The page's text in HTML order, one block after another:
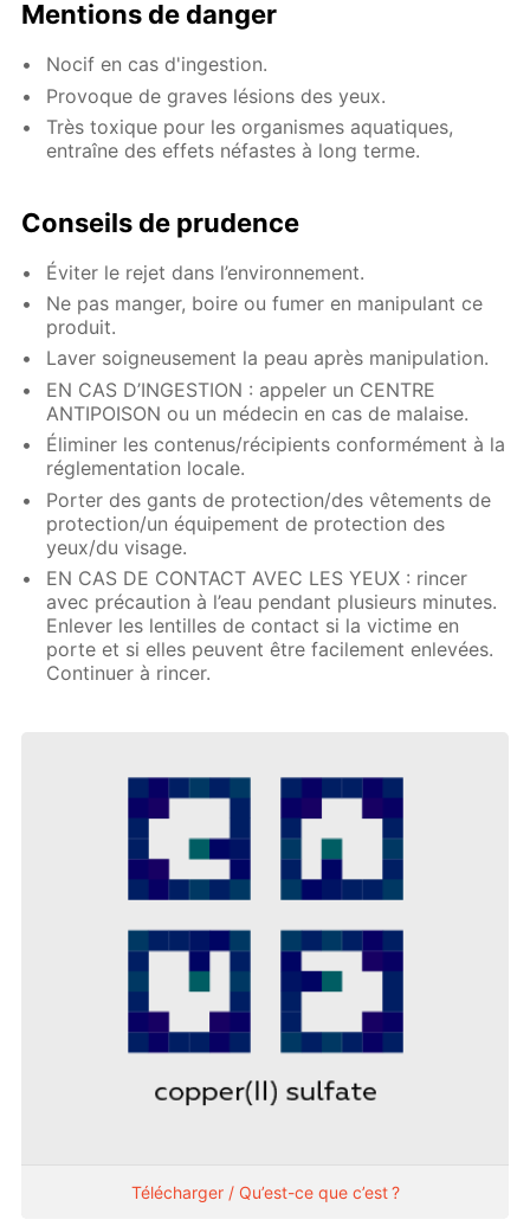
Mentions de danger
Nocif en cas d'ingestion.
Provoque de graves lésions des yeux.
Très toxique pour les organismes aquatiques,
entraîne des effets néfastes à long terme.
Conseils de prudence
Éviter le rejet dans l’environnement.
Ne pas manger, boire ou fumer en manipulant ce
produit.
Laver soigneusement la peau après manipulation.
EN CAS D’INGESTION : appeler un CENTRE
ANTIPOISON ou un médecin en cas de malaise.
Éliminer les contenus/récipients conformément à la
réglementation locale.
Porter des gants de protection/des vêtements de
protection/un équipement de protection des
yeux/du visage.
EN CAS DE CONTACT AVEC LES YEUX : rincer
avec précaution à l’eau pendant plusieurs minutes.
Enlever les lentilles de contact si la victime en
porte et si elles peuvent être facilement enlevées.
Continuer à rincer.
Télécharger / Qu’est-ce que c’est ?